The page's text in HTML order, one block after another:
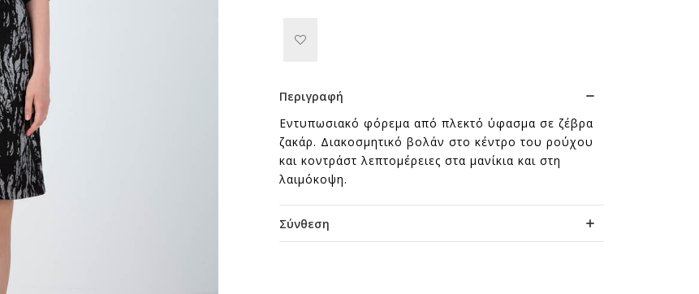
Περιγραφή
Εντυπωσιακό φόρεμα από πλεκτό ύφασμα σε ζέβρα
ζακάρ. Διακοσμητικό βολάν στο κέντρο του ρούχου
και κοντράστ λεπτομέρειες στα μανίκια και στη
λαιμόκοψη.
Σύνθεση